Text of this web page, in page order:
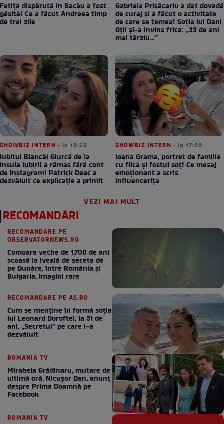
Fetița dispărută în Bacău a fost
găsită! Ce a făcut Andreea timp
de trei zile
Gabriela Prisăcariu a dat dovadă
de curaj și a făcut o activitate
de care se temea! Soția lui Dani
Oțil și-a învins frica: „33 de ani
mai târziu…”
SHOWBIZ INTERN • la 18:23
Iubitul Biancăi Giurcă de la
Insula Iubirii a rămas fără cont
de Instagram! Patrick Deac a
dezvăluit ce explicație a primit
SHOWBIZ INTERN • la 17:56
Ioana Grama, portret de familie
cu fiica și fostul soț! Ce mesaj
emoționant a scris
influencerița
VEZI MAI MULT
RECOMANDĂRI
RECOMANDARE PE
OBSERVATORNEWS.RO
Comoara veche de 1.700 de ani
scoasă la iveală de seceta de
pe Dunăre, între România şi
Bulgaria. Imagini rare
RECOMANDARE PE AS.RO
Cum se menţine în formă soţia
lui Leonard Doroftei, la 51 de
ani. „Secretul” pe care l-a
dezvăluit
ROMANIA TV
Mirabela Grădinaru, mutare de
ultimă oră. Nicuşor Dan, anunţ
despre Prima Doamnă pe
Facebook
ROMANIA TV